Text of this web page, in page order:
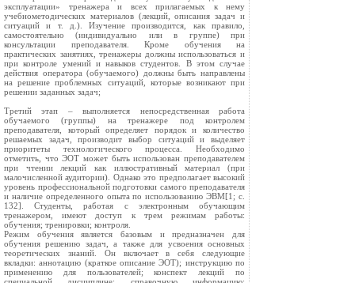
эксплуатации» тренажера и всех прилагаемых к нему
учебнометодических материалов (лекций, описания задач и
ситуаций и т. д.). Изучение производится, как правило,
самостоятельно (индивидуально или в группе) при
консультации преподавателя. Кроме обучения на
практических занятиях, тренажеры должны использоваться и
при контроле умений и навыков студентов. В этом случае
действия оператора (обучаемого) должны быть направлены
на решение проблемных ситуаций, которые возникают при
решении заданных задач;
Третий этап – выполняется непосредственная работа
обучаемого (группы) на тренажере под контролем
преподавателя, который определяет порядок и количество
решаемых задач, производит выбор ситуаций и выделяет
приоритеты технологического процесса. Необходимо
отметить, что ЭОТ может быть использован преподавателем
при чтении лекций как иллюстративный материал (при
малочисленной аудитории). Однако это предполагает высокий
уровень профессиональной подготовки самого преподавателя
и наличие определенного опыта по использованию ЭВМ[1; с.
132]. Студенты, работая с электронным обучающим
тренажером, имеют доступ к трем режимам работы:
обучения; тренировки; контроля.
Режим обучения является базовым и предназначен для
обучения решению задач, а также для усвоения основных
теоретических знаний. Он включает в себя следующие
вкладки: аннотацию (краткое описание ЭОТ); инструкцию по
применению для пользователей; конспект лекций по